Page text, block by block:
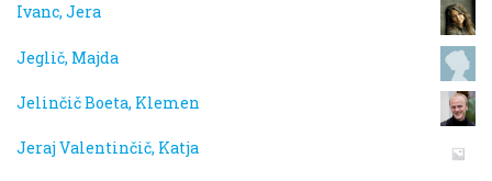
Ivanc, Jera
Jeglič, Majda
Jelinčič Boeta, Klemen
Jeraj Valentinčič, Katja